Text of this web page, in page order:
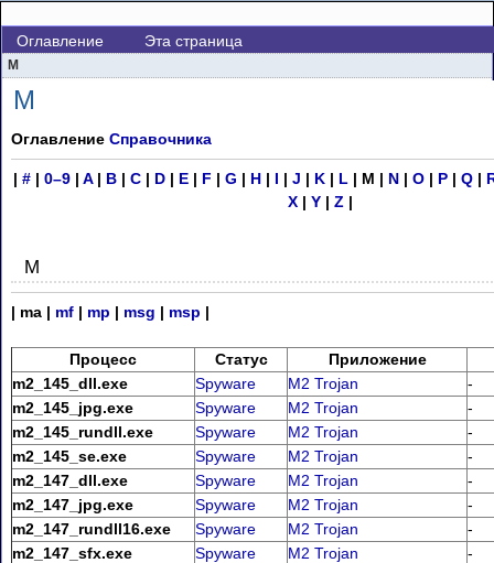
Оглавление Эта страница
M
M
Оглавление Справочника
| #| 0–9| A| B| C| D| E| F | G | H| I | J | K| L| M | N| O| P| Q|
X| Y| Z|
M
| ma | mf | mp | msg | msp |
Процесс Статус
Приложение
m2_145_dll.exe
Spyware M2 Trojan
-
m2_145_jpg.exe
Spyware M2 Trojan
-
m2_145_rundll.exe
Spyware M2 Trojan
-
m2_145_se.exe
Spyware M2 Trojan
-
m2_147_dll.exe
Spyware M2 Trojan
-
m2_147_jpg.exe
Spyware M2 Trojan
-
m2_147_rundll16.exe
Spyware M2 Trojan
-
m2_147_sfx.exe
Spyware M2 Trojan
-